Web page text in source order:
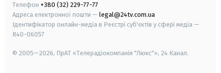
Телефон +380 (32) 229-77-77
Адреса електронної пошти — legal@24tv.com.ua
Ідентифікатор онлайн-медіа в Реєстрі суб'єктів у сфері медіа —
R40-06057
© 2005—2026, ПрАТ «Телерадіокомпанія "Люкс"», 24 Канал.